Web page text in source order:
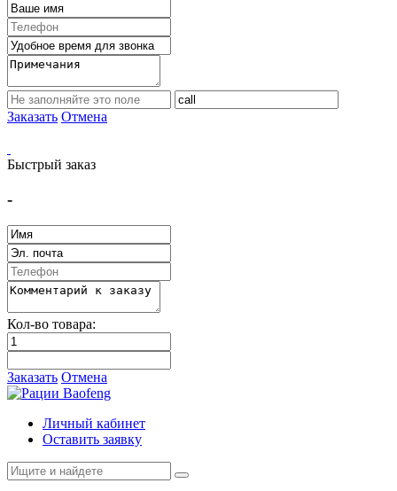
Заказать Отмена
Быстрый заказ
-
Кол-во товара:
Заказать Отмена
Личный кабинет
Оставить заявку